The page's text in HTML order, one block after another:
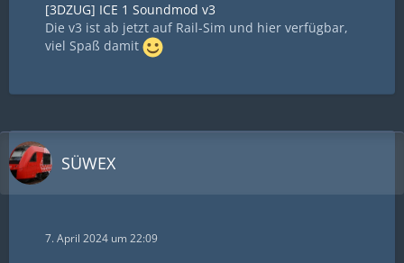
[3DZUG] ICE 1 Soundmod v3
Die v3 ist ab jetzt auf Rail-Sim und hier verfügbar,
viel Spaß damit
SÜWEX
7. April 2024 um 22:09